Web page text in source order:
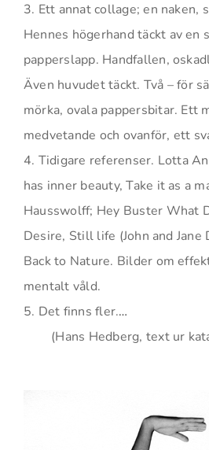
3. Ett annat collage; en naken,
Hennes högerhand täckt av en
papperslapp. Handfallen,
Även huvudet täckt. Två – för
mörka, ovala pappersbitar. Ett
medvetande och ovanför, ett
4. Tidigare referenser. Lotta
has inner beauty, Take it as a
Hausswolff; Hey Buster What
Desire, Still life (John and Jane
Back to Nature. Bilder om
mentalt våld.
5. Det finns fler.…
(Hans Hedberg, text ur